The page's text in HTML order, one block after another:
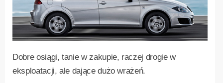
Dobre osiągi, tanie w zakupie, raczej drogie w
eksploatacji, ale dające dużo wrażeń.